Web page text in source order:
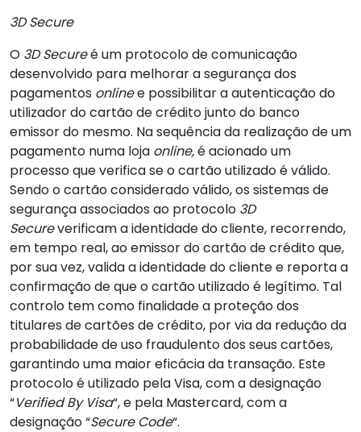
3D Secure
O 3D Secureé um protocolo de comunicação
desenvolvido para melhorar a segurança dos
pagamentos onlinee possibilitar a autenticação do
utilizador do cartão de crédito junto do banco
emissor do mesmo. Na sequência da realização de um
pagamento numa loja online,é acionado um
processo que verifica se o cartão utilizado é válido.
Sendo o cartão considerado válido, os sistemas de
segurança associados ao protocolo 3D
Secureverificam a identidade do cliente, recorrendo,
em tempo real, ao emissor do cartão de crédito que,
por sua vez, valida a identidade do cliente e reporta a
confirmação de que o cartão utilizado é legítimo. Tal
controlo tem como finalidade a proteção dos
titulares de cartões de crédito, por via da redução da
probabilidade de uso fraudulento dos seus cartões,
garantindo uma maior eficácia da transação. Este
protocolo é utilizado pela Visa, com a designação
“Verified By Visa“, e pela Mastercard, com a
designação “Secure Code“.